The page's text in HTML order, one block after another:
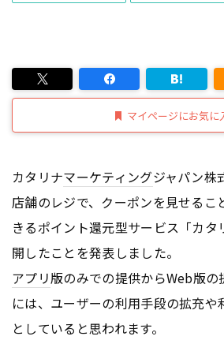
マイページにお気に
カタリナマーケティングジャパン株
店舗のレジで、クーポンを見せるこ
きるポイント還元型サービス「カタ
開したことを発表しました。
アプリ版のみでの提供からWeb版
には、ユーザーの利用手段の拡充や
としていると思われます。